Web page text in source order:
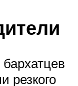
резкого